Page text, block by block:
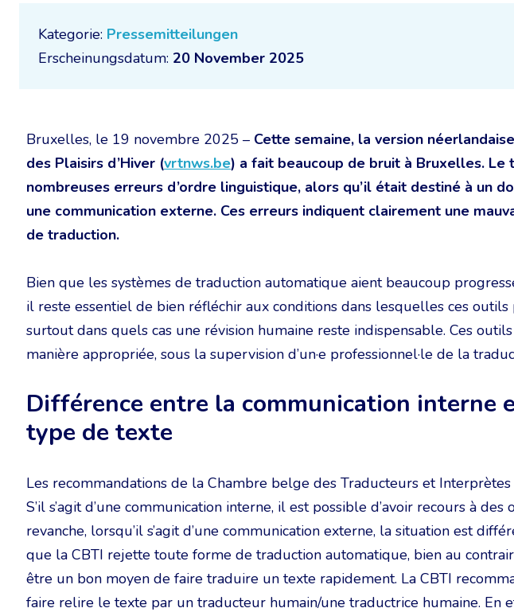
Kategorie: Pressemitteilungen
Erscheinungsdatum: 20 November 2025
Bruxelles, le 19 novembre 2025 – Cette semaine, la version
des Plaisirs d’Hiver (vrtnws.be) a fait beaucoup de bruit à Bruxelles.
nombreuses erreurs d’ordre linguistique, alors qu’il était destiné à un
une communication externe. Ces erreurs indiquent clairement une
de traduction.
Bien que les systèmes de traduction automatique aient beaucoup
il reste essentiel de bien réfléchir aux conditions dans lesquelles ces
surtout dans quels cas une révision humaine reste indispensable. Ces
manière appropriée, sous la supervision d’un·e professionnel·le de la
Différence entre la communication interne
type de texte
Les recommandations de la Chambre belge des Traducteurs et Interprètes
S’il s’agit d’une communication interne, il est possible d’avoir recours à
revanche, lorsqu’il s’agit d’une communication externe, la situation est
que la CBTI rejette toute forme de traduction automatique, bien au
être un bon moyen de faire traduire un texte rapidement. La CBTI
faire relire le texte par un traducteur humain/une traductrice humaine. En